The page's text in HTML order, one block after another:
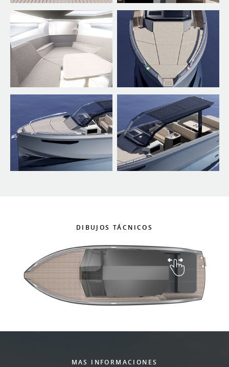
DIBUJOS TÁCNICOS
MAS INFORMACIONES